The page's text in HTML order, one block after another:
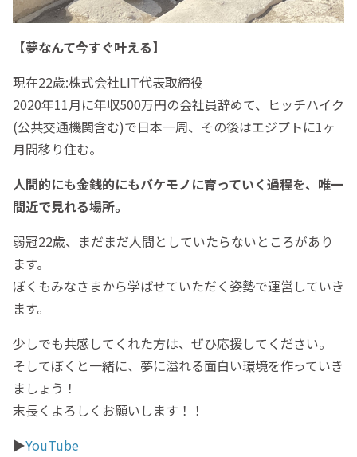
【夢なんて今すぐ叶える】
現在22歳:株式会社LIT代表取締役
2020年11月に年収500万円の会社員辞めて、ヒッチハイク
(公共交通機関含む)で日本一周、その後はエジプトに1ヶ
月間移り住む。
人間的にも金銭的にもバケモノに育っていく過程を、唯一
間近で見れる場所。
弱冠22歳、まだまだ人間としていたらないところがあり
ます。
ぼくもみなさまから学ばせていただく姿勢で運営していき
ます。
少しでも共感してくれた方は、ぜひ応援してください。
そしてぼくと一緒に、夢に溢れる面白い環境を作っていき
ましょう！
末長くよろしくお願いします！！
▶︎YouTube